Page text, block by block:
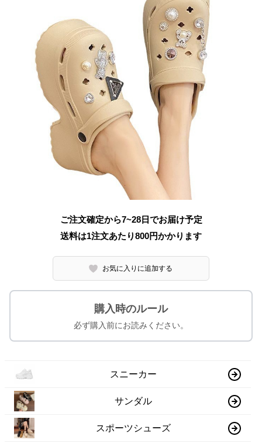
ご注文確定から7~28日でお届け予定
送料は1注文あたり800円かかります
お気に入りに追加する
購入時のルール
必ず購入前にお読みください。
スニーカー
サンダル
スポーツシューズ